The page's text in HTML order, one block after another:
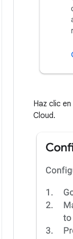
Haz clic en
Cloud.